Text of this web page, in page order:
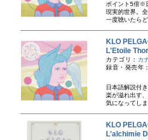
ポイント5倍※
現実的世界。
一度聴いたら
KLO
L'Etoile
カテゴリ： カ
録音・発売年
日本語解説付
楽が溢れ出す
気になってし
KLO
L'alchimie